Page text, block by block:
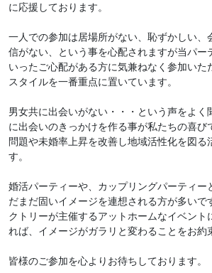
に応援しております。
一人での参加は居場所がない、恥ずかしい、
信がない、という事を心配されますが当パー
いったご心配がある方に気兼ねなく参加いた
スタイルを一番重点に置いています。
男女共に出会いがない・・・という声をよく
に出会いのきっかけを作る事が私たちの喜び
問題や未婚率上昇を改善し地域活性化を図る
す。
婚活パーティーや、カップリングパーティー
だまだ固いイメージを連想される方が多いで
クトリーが主催するアットホームなイベント
れば、イメージがガラリと変わることをお約
皆様のご参加を心よりお待ちしております。